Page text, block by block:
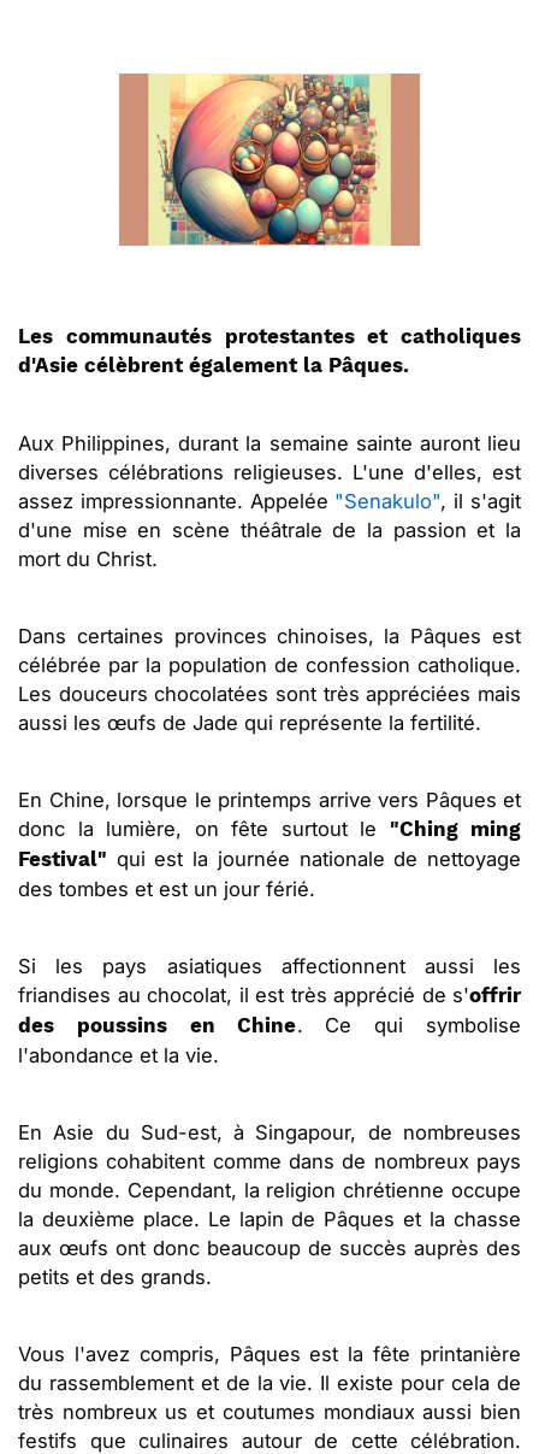
Les communautés protestantes et catholiques
d'Asie célèbrent également la Pâques.
Aux Philippines, durant la semaine sainte auront lieu
diverses célébrations religieuses. L'une d'elles, est
assez impressionnante. Appelée "Senakulo", il s'agit
d'une mise en scène théâtrale de la passion et la
mort du Christ.
Dans certaines provinces chinoises, la Pâques est
célébrée par la population de confession catholique.
Les douceurs chocolatées sont très appréciées mais
aussi les œufs de Jade qui représente la fertilité.
En Chine, lorsque le printemps arrive vers Pâques et
donc la lumière, on fête surtout le
"Ching ming
Festival" qui est la journée nationale de nettoyage
des tombes et est un jour férié.
Si les pays asiatiques affectionnent aussi les
friandises au chocolat, il est très apprécié de s'offrir
des poussins en Chine. Ce qui symbolise
l'abondance et la vie.
En Asie du Sud-est, à Singapour, de nombreuses
religions cohabitent comme dans de nombreux pays
du monde. Cependant, la religion chrétienne occupe
la deuxième place. Le lapin de Pâques et la chasse
aux œufs ont donc beaucoup de succès auprès des
petits et des grands.
Vous l'avez compris, Pâques est la fête printanière
du rassemblement et de la vie. Il existe pour cela de
très nombreux us et coutumes mondiaux aussi bien
festifs que culinaires autour de cette célébration.